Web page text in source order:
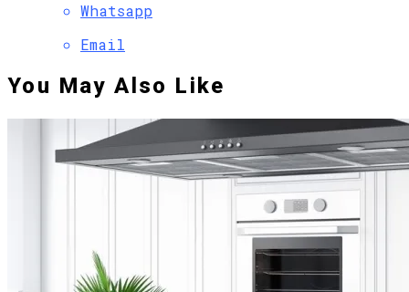
Whatsapp
Email
You May Also Like